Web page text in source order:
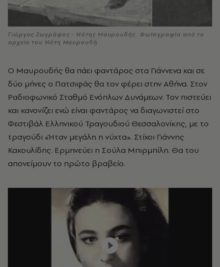
Γιώργος Ζωγράφος - Νότης Μαυρουδής. Φωτογραφία από το
αρχείο του Νότη Μαυρουδή
Ο Μαυρουδής θα πάει φαντάρος στα Γιάννενα και σε
δύο μήνες ο Πατσιφάς θα τον φέρει στην Αθήνα. Στον
Ραδιοφωνικό Σταθμό Ενόπλων Δυνάμεων. Τον πιστεύει
και κανονίζει ενώ είναι φαντάρος να διαγωνιστεί στο
Φεστιβάλ Ελληνικού Τραγουδιού Θεσσαλονίκης, με το
τραγούδι «Ήταν μεγάλη η νύχτα». Στίχοι Γιάννης
Κακουλίδης. Ερμηνεύει η Σούλα Μπιρμπίλη. Θα του
απονείμουν το πρώτο βραβείο.